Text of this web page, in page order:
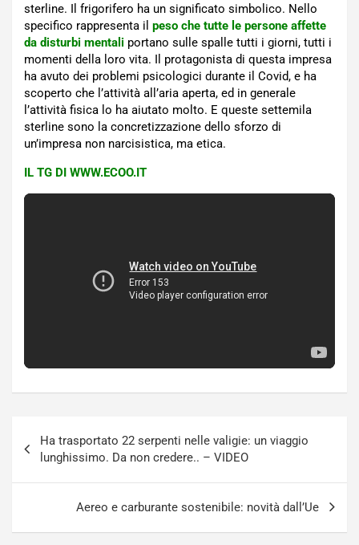
sterline. Il frigorifero ha un significato simbolico. Nello
specifico rappresenta il peso che tutte le persone affette
da disturbi mentali portano sulle spalle tutti i giorni, tutti i
momenti della loro vita. Il protagonista di questa impresa
ha avuto dei problemi psicologici durante il Covid, e ha
scoperto che l’attività all’aria aperta, ed in generale
l’attività fisica lo ha aiutato molto. E queste settemila
sterline sono la concretizzazione dello sforzo di
un’impresa non narcisistica, ma etica.
IL TG DI WWW.ECOO.IT
articoli
Ha trasportato 22 serpenti nelle valigie: un viaggio
lunghissimo. Da non credere.. – VIDEO
Aereo e carburante sostenibile: novità dall’Ue